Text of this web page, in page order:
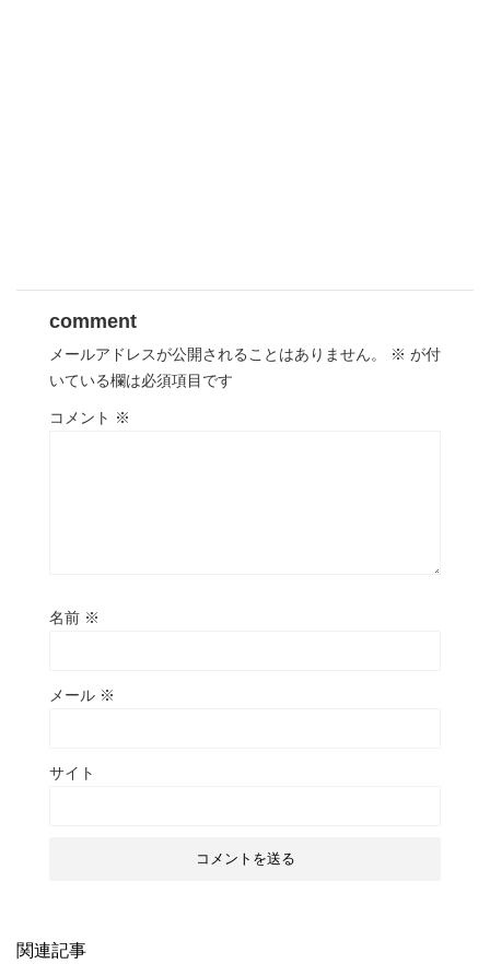
comment
メールアドレスが公開されることはありません。 ※ が付
いている欄は必須項目です
コメント ※
名前 ※
メール ※
サイト
関連記事